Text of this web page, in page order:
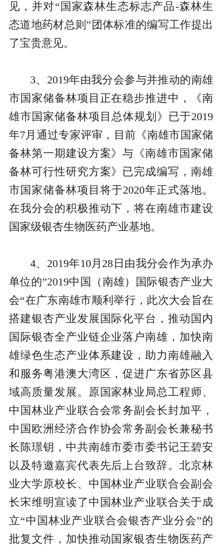
见，并对“国家森林生态标志产品-森林生
态道地药材总则”团体标准的编写工作提出
了宝贵意见。
3、2019年由我分会参与并推动的南雄
市国家储备林项目正在稳步推进中，《南
雄市国家储备林项目总体规划》已于2019
年7月通过专家评审，目前《南雄市国家储
备林第一期建设方案》与《南雄市国家储
备林可行性研究方案》已完成编写，南雄
市国家储备林项目将于2020年正式落地。
在我分会的积极推动下，将在南雄市建设
国家级银杏生物医药产业基地。
4、2019年10月28日由我分会作为承办
单位的”2019中国（南雄）国际银杏产业大
会“在广东南雄市顺利举行，此次大会旨在
搭建银杏产业发展国际化平台，推动国内
国际银杏全产业链企业落户南雄，加快南
雄绿色生态产业体系建设，助力南雄融入
和服务粤港澳大湾区，促进广东省苏区县
域高质量发展。原国家林业局总工程师、
中国林业产业联合会常务副会长封加平，
中国欧洲经济合作协会常务副会长兼秘书
长陈璟钥，中共南雄市委市委书记王碧安
以及特邀嘉宾代表先后上台致辞。北京林
业大学原校长、中国林业产业联合会副会
长宋维明宣读了中国林业产业联合关于成
立“中国林业产业联合会银杏产业分会”的
批复文件，加快推动国家银杏生物医药产